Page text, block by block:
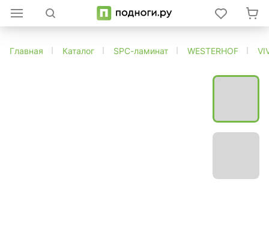
Главная Каталог SPC-ламинат WESTERHOF